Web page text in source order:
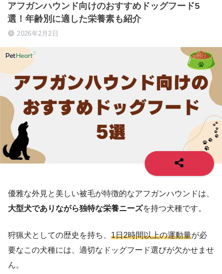
アフガンハウンド向けのおすすめドッグフード5
選！年齢別に適した栄養素も紹介
2026年2月2日
優雅な外見と美しい被毛が特徴的なアフガンハウンドは、
大型犬でありながら独特な栄養ニーズを持つ犬種です。
狩猟犬としての歴史を持ち、 1日2時間以上の運動量が必
要なこの犬種には、適切なドッグフード選びが欠かせませ
ん。